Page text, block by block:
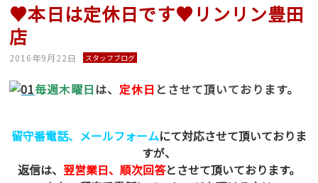
♥本日は定休日です♥リンリン豊田
店
2016年9月22日 スタッフブログ
毎週木曜日は、定休日 とさせて頂いております。
留守番電話、メールフォームにて対応させて頂いておりま
すが、
返信は、 翌営業日、順次回答とさせて頂いております。